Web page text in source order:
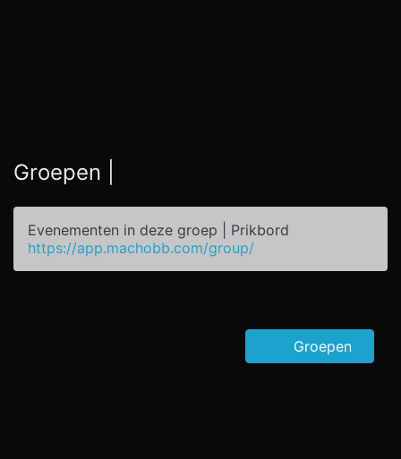
Groepen |
Evenementen in deze groep | Prikbord
https://app.machobb.com/group/
Groepen